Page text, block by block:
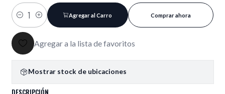
Cantidad
Agregar al Carro Comprar ahora
Agregar a la lista de favoritos
Mostrar stock de ubicaciones